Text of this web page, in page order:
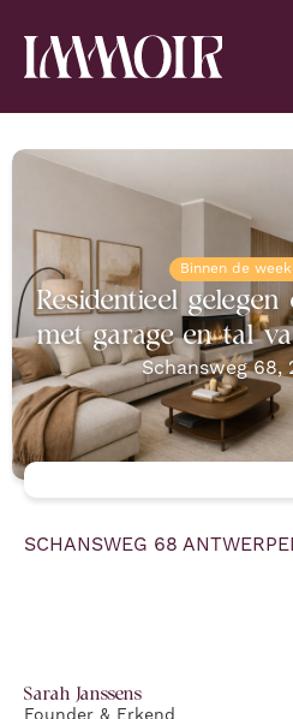
Binnen de
Residentieel
met garage en tal
Schansweg 68,
SCHANSWEG 68
Sarah Janssens